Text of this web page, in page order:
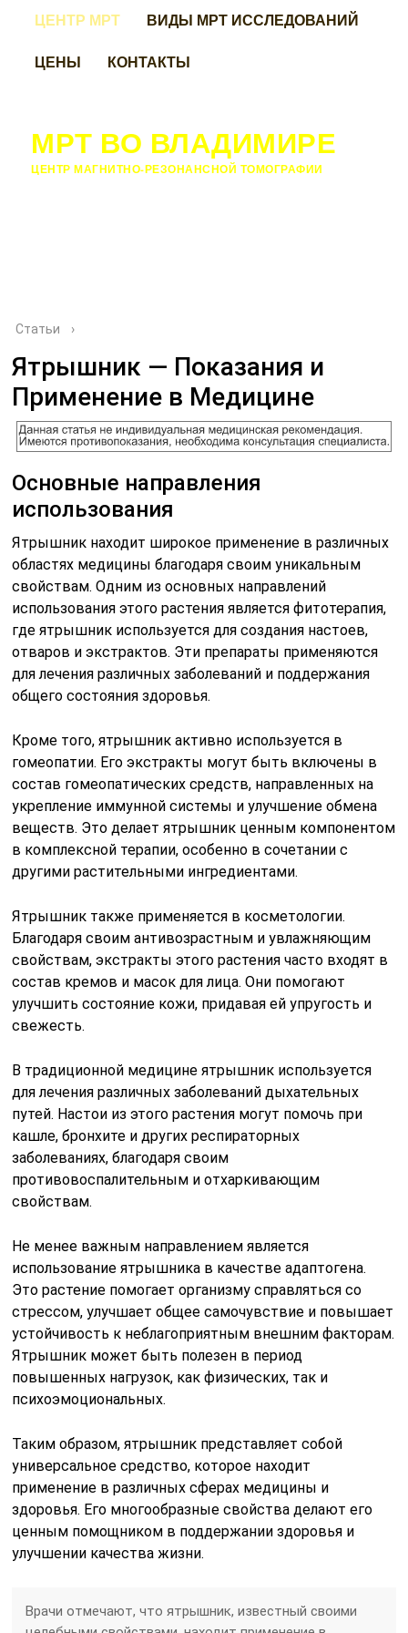
ЦЕНТР МРТ
ВИДЫ МРТ ИССЛЕДОВАНИЙ
ЦЕНЫ
КОНТАКТЫ
МРТ ВО ВЛАДИМИРЕ
ЦЕНТР МАГНИТНО-РЕЗОНАНСНОЙ ТОМОГРАФИИ
Статьи ›
Ятрышник — Показания и
Применение в Медицине
Основные направления
использования
Ятрышник находит широкое применение в различных
областях медицины благодаря своим уникальным
свойствам. Одним из основных направлений
использования этого растения является фитотерапия,
где ятрышник используется для создания настоев,
отваров и экстрактов. Эти препараты применяются
для лечения различных заболеваний и поддержания
общего состояния здоровья.
Кроме того, ятрышник активно используется в
гомеопатии. Его экстракты могут быть включены в
состав гомеопатических средств, направленных на
укрепление иммунной системы и улучшение обмена
веществ. Это делает ятрышник ценным компонентом
в комплексной терапии, особенно в сочетании с
другими растительными ингредиентами.
Ятрышник также применяется в косметологии.
Благодаря своим антивозрастным и увлажняющим
свойствам, экстракты этого растения часто входят в
состав кремов и масок для лица. Они помогают
улучшить состояние кожи, придавая ей упругость и
свежесть.
В традиционной медицине ятрышник используется
для лечения различных заболеваний дыхательных
путей. Настои из этого растения могут помочь при
кашле, бронхите и других респираторных
заболеваниях, благодаря своим
противовоспалительным и отхаркивающим
свойствам.
Не менее важным направлением является
использование ятрышника в качестве адаптогена.
Это растение помогает организму справляться со
стрессом, улучшает общее самочувствие и повышает
устойчивость к неблагоприятным внешним факторам.
Ятрышник может быть полезен в период
повышенных нагрузок, как физических, так и
психоэмоциональных.
Таким образом, ятрышник представляет собой
универсальное средство, которое находит
применение в различных сферах медицины и
здоровья. Его многообразные свойства делают его
ценным помощником в поддержании здоровья и
улучшении качества жизни.
Врачи отмечают, что ятрышник, известный своими